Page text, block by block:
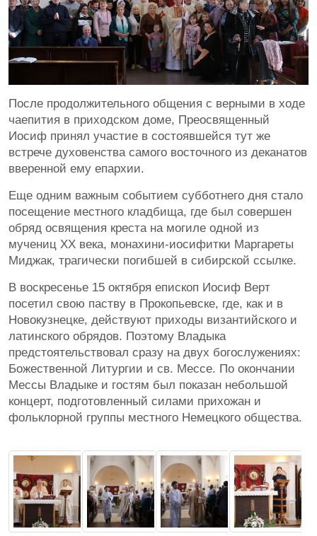
После продолжительного общения с верными в ходе
чаепития в приходском доме, Преосвященный
Иосиф принял участие в состоявшейся тут же
встрече духовенства самого восточного из деканатов
вверенной ему епархии.
Еще одним важным событием субботнего дня стало
посещение местного кладбища, где был совершен
обряд освящения креста на могиле одной из
мучениц XX века, монахини-иосифитки Маргареты
Миджак, трагически погибшей в сибирской ссылке.
В воскресенье 15 октября епископ Иосиф Верт
посетил свою паству в Прокопьевске, где, как и в
Новокузнецке, действуют приходы византийского и
латинского обрядов. Поэтому Владыка
предстоятельствовал сразу на двух богослужениях:
Божественной Литургии и св. Мессе. По окончании
Мессы Владыке и гостям был показан небольшой
концерт, подготовленный силами прихожан и
фольклорной группы местного Немецкого общества.